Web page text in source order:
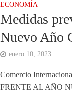
ECONOMÍA
Medidas
Nuevo Año
enero 10, 2023
Comercio
FRENTE AL AÑO